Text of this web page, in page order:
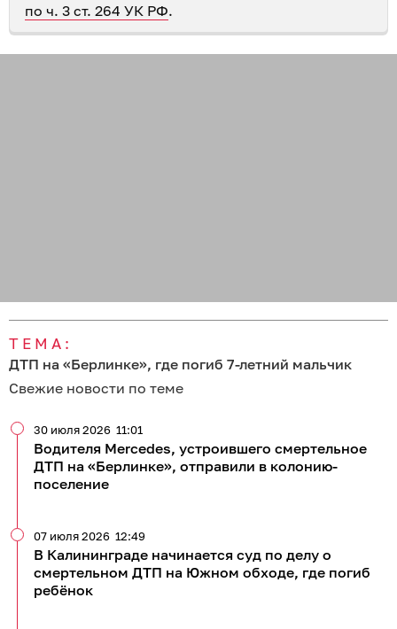
по ч. 3 ст. 264 УК РФ.
ТЕМА:
ДТП на «Берлинке», где погиб 7-летний мальчик
Свежие новости по теме
Водителя Mercedes, устроившего смертельное
ДТП на «Берлинке», отправили в колонию-
поселение
30 июля 2026 11:01
В Калининграде начинается суд по делу о
смертельном ДТП на Южном обходе, где погиб
ребёнок
07 июля 2026 12:49